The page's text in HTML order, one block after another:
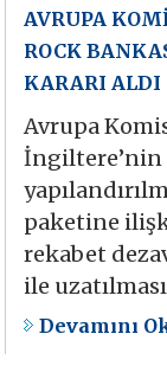
AVRUPA
ROCK
KARARI ALDI
Avrupa
İngiltere’nin
paketine
rekabet
ile
Devamını